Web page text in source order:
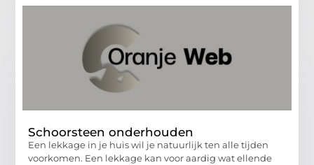
Schoorsteen onderhouden
Een lekkage in je huis wil je natuurlijk ten alle tijden
voorkomen. Een lekkage kan voor aardig wat ellende